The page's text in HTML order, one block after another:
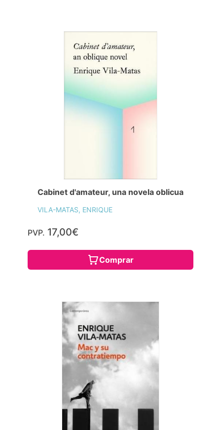
Cabinet d'amateur, una novela oblicua
VILA-MATAS, ENRIQUE
PVP. 17,00€
Comprar